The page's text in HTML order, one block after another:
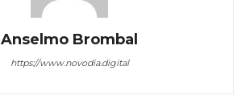
Anselmo Brombal
https://www.novodia.digital